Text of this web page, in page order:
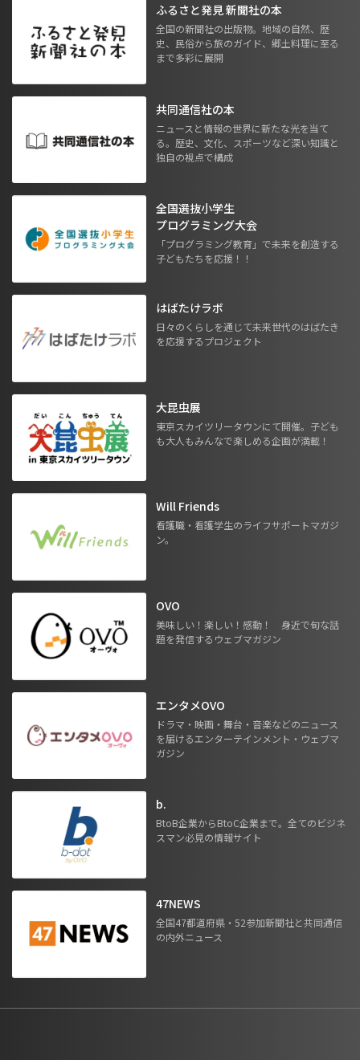
ふるさと発見 新聞社の本
全国の新聞社の出版物。地域の自然、歴
史、民俗から旅のガイド、郷土料理に至る
まで多彩に展開
共同通信社の本
ニュースと情報の世界に新たな光を当て
る。歴史、文化、スポーツなど深い知識と
独自の視点で構成
全国選抜小学生
プログラミング大会
「プログラミング教育」で未来を創造する
子どもたちを応援！！
はばたけラボ
日々のくらしを通じて未来世代のはばたき
を応援するプロジェクト
大昆虫展
東京スカイツリータウンにて開催。子ども
も大人もみんなで楽しめる企画が満載！
Will Friends
看護職・看護学生のライフサポートマガジ
ン。
OVO
美味しい！楽しい！感動！ 身近で旬な話
題を発信するウェブマガジン
エンタメOVO
ドラマ・映画・舞台・音楽などのニュース
を届けるエンターテインメント・ウェブマ
ガジン
b.
BtoB企業からBtoC企業まで。全てのビジネ
スマン必見の情報サイト
47NEWS
全国47都道府県・52参加新聞社と共同通信
の内外ニュース